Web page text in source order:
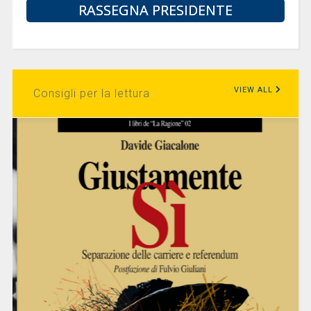
RASSEGNA PRESIDENTE
Consigli per la lettura VIEW ALL